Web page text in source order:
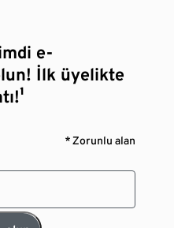
e-
İlk üyelikte
* Zorunlu alan